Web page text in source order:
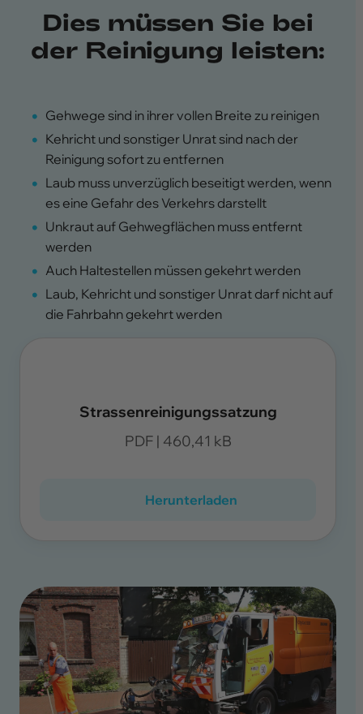
Dies müssen Sie bei
der Reinigung leisten:
Gehwege sind in ihrer vollen Breite zu reinigen
Kehricht und sonstiger Unrat sind nach der
Reinigung sofort zu entfernen
Laub muss unverzüglich beseitigt werden, wenn
es eine Gefahr des Verkehrs darstellt
Unkraut auf Gehwegflächen muss entfernt
werden
Auch Haltestellen müssen gekehrt werden
Laub, Kehricht und sonstiger Unrat darf nicht auf
die Fahrbahn gekehrt werden
Strassenreinigungssatzung
PDF| 460,41 kB
Herunterladen